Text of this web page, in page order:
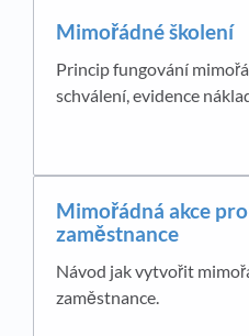
Mimořádné školení
Princip fungování
schválení, evidence
​Mimořádná akce
zaměstnance
Návod jak vytvořit
zaměstnance.